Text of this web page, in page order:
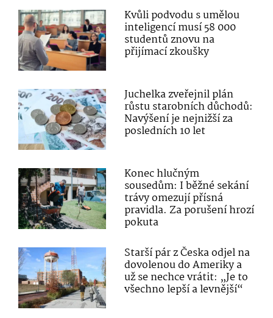
Kvůli podvodu s umělou
inteligencí musí 58 000
studentů znovu na
přijímací zkoušky
Juchelka zveřejnil plán
růstu starobních důchodů:
Navýšení je nejnižší za
posledních 10 let
Konec hlučným
sousedům: I běžné sekání
trávy omezují přísná
pravidla. Za porušení hrozí
pokuta
Starší pár z Česka odjel na
dovolenou do Ameriky a
už se nechce vrátit: „Je to
všechno lepší a levnější“